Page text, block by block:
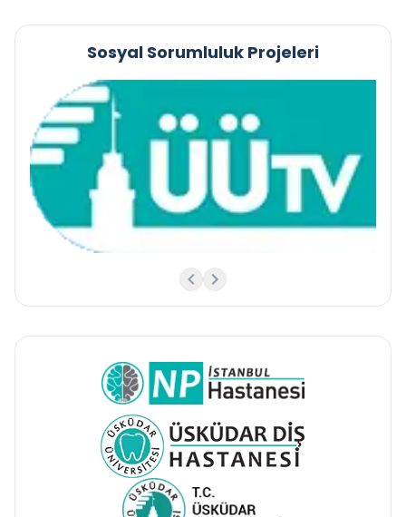
Sosyal Sorumluluk Projeleri